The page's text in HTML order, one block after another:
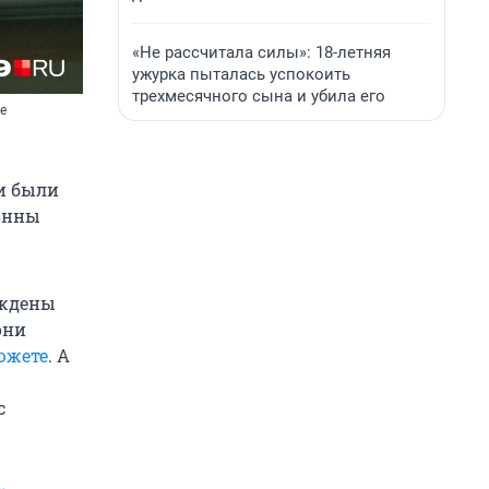
были
. А
«Не рассчитала силы»: 18-летняя
ужурка пыталась успокоить
трехмесячного сына и убила его